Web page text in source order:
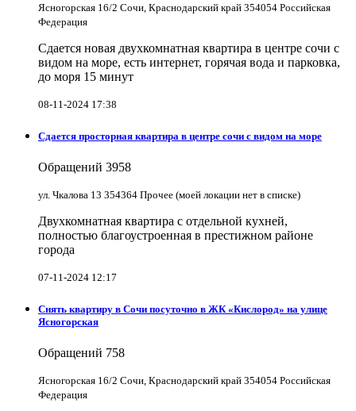
Ясногорская 16/2 Сочи, Краснодарский край 354054 Российская
Федерация
Сдается новая двухкомнатная квартира в центре сочи с
видом на море, есть интернет, горячая вода и парковка,
до моря 15 минут
08-11-2024 17:38
Сдается просторная квартира в центре сочи с видом на море
Обращений 3958
ул. Чкалова 13 354364 Прочее (моей локации нет в списке)
Двухкомнатная квартира с отдельной кухней,
полностью благоустроенная в престижном районе
города
07-11-2024 12:17
Снять квартиру в Cочи посуточно в ЖК «Кислород» на улице
Ясногорская
Обращений 758
Ясногорская 16/2 Сочи, Краснодарский край 354054 Российская
Федерация